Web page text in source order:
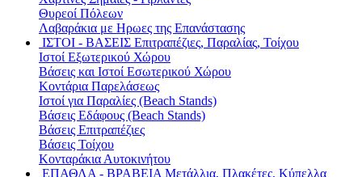
Θυρεοί Πόλεων
Λαβαράκια με Ηρωες της Επανάστασης
ΙΣΤΟΙ - ΒΑΣΕΙΣ Επιτραπέζιες, Παραλίας, Τοίχου
Ιστοί Εξωτερικού Χώρου
Βάσεις και Ιστοί Εσωτερικού Χώρου
Κοντάρια Παρελάσεως
Ιστοί για Παραλίες (Beach Stands)
Βάσεις Εδάφους (Beach Stands)
Βάσεις Επιτραπέζιες
Βάσεις Τοίχου
Κονταράκια Αυτοκινήτου
ΕΠΑΘΛΑ - ΒΡΑΒΕΙΑ Μετάλλια, Πλακέτες, Κύπελλα